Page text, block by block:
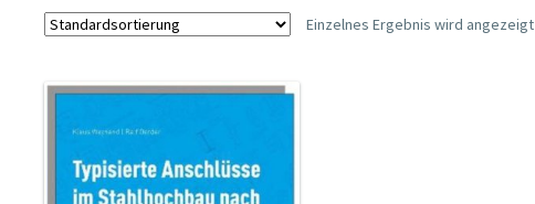
Einzelnes Ergebnis wird angezeigt